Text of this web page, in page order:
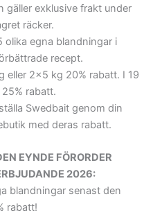
gäller exklusive frakt under
räcker.
olika egna blandningar i
recept.
eller 2×5 kg 20% rabatt. I 19
rabatt.
Swedbait genom din
med deras rabatt.
EYNDE FÖRORDER
2026:
blandningar senast den
rabatt!